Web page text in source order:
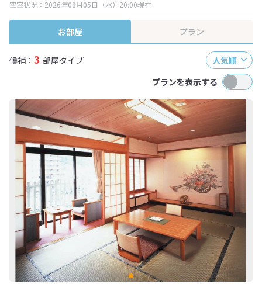
※表示されている旅行代金・プラン内容は一定時間ごとに更新されます。最
終確認画面でご確認ください。
空室状況：2026年08月05日（水）20:00現在
お部屋 プラン
候補： 3 部屋タイプ
人気順
プランを表示する